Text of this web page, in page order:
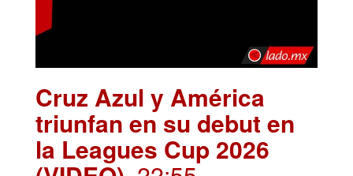
Cruz Azul y América
triunfan en su debut en
la Leagues Cup 2026